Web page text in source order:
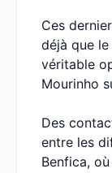
Ces
déjà que
véritable
Mourinho
Des
entre les
Benfica,